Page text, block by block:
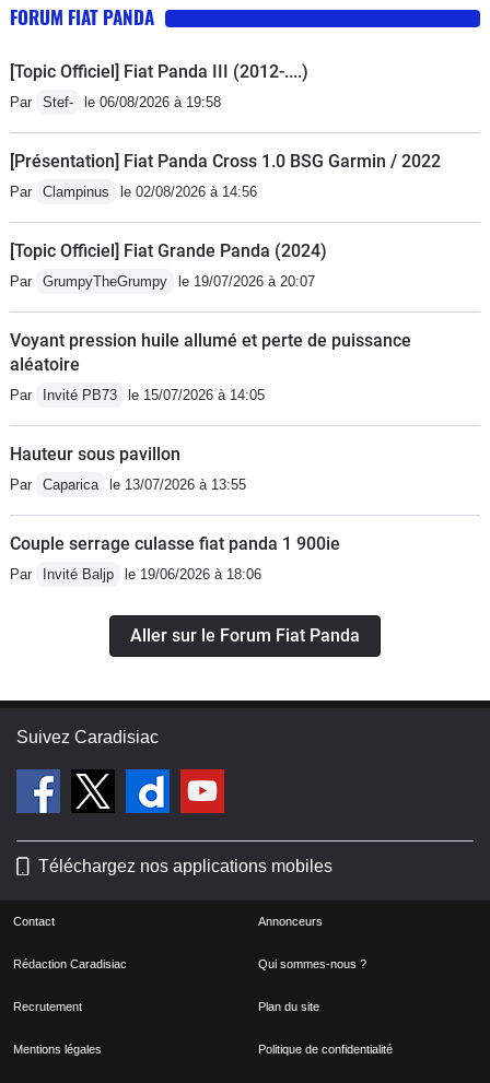
FORUM FIAT PANDA
[Topic Officiel] Fiat Panda III (2012-....)
Par Stef- le 06/08/2026 à 19:58
[Présentation] Fiat Panda Cross 1.0 BSG Garmin / 2022
Par Clampinus le 02/08/2026 à 14:56
[Topic Officiel] Fiat Grande Panda (2024)
Par GrumpyTheGrumpy le 19/07/2026 à 20:07
Voyant pression huile allumé et perte de puissance
aléatoire
Par Invité PB73 le 15/07/2026 à 14:05
Hauteur sous pavillon
Par Caparica le 13/07/2026 à 13:55
Couple serrage culasse fiat panda 1 900ie
Par Invité Baljp le 19/06/2026 à 18:06
Aller sur le Forum Fiat Panda
Suivez Caradisiac
Téléchargez nos applications mobiles
Contact Annonceurs
Rédaction Caradisiac Qui sommes-nous ?
Recrutement Plan du site
Mentions légales Politique de confidentialité